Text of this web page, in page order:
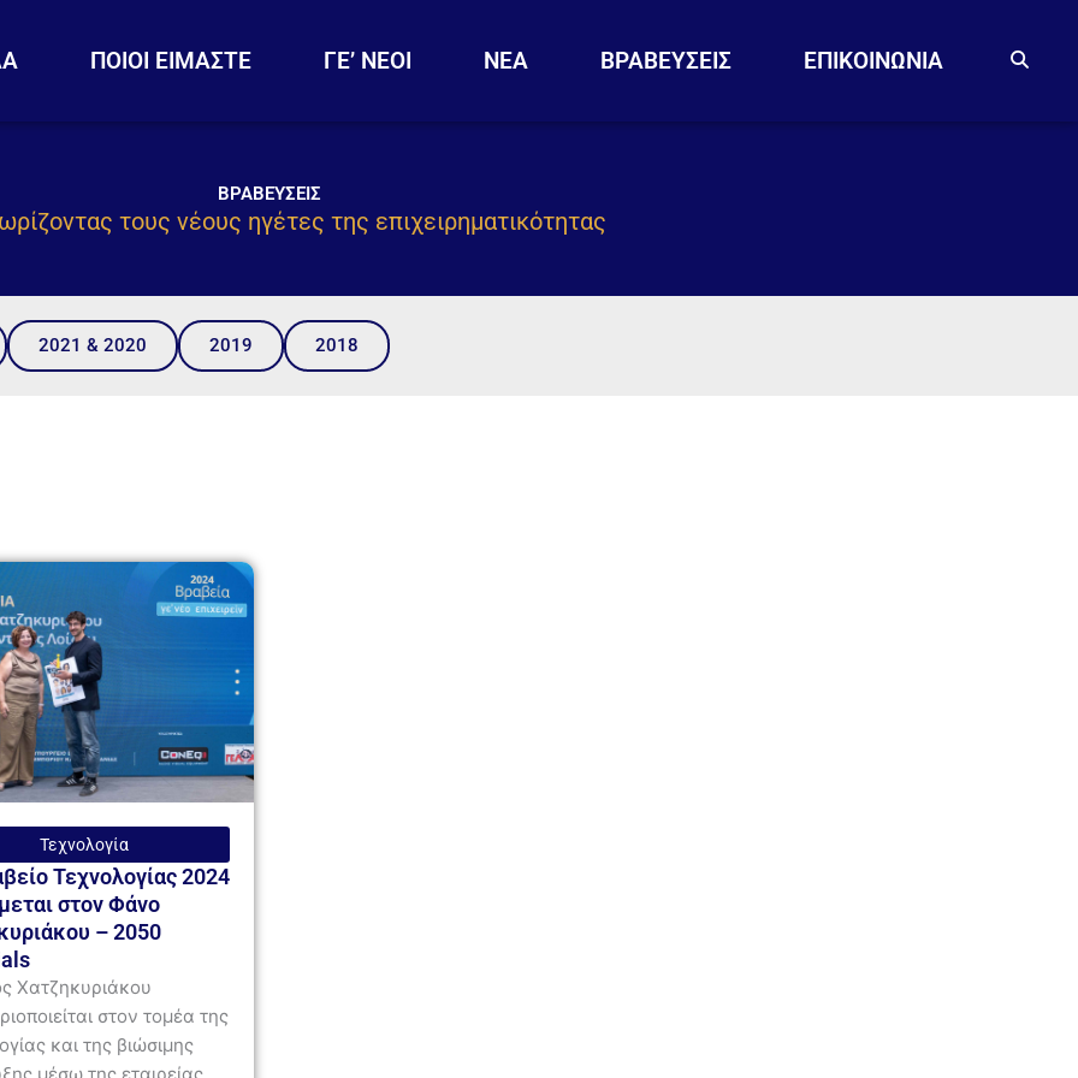
ΠΟΙΟΙ ΕΙΜΑΣΤΕ ΓΕ’ ΝΕΟΙ ΝΕΑ ΒΡΑΒΕΥΣΕΙΣ EΠΙΚΟΙΝΩΝΙΑ
ΒΡΑΒΕΥΣΕΙΣ
τους νέους ηγέτες της επιχειρηματικότητας
2021 & 2020 2019 2018
Τεχνολογία
Τεχνολογίας 2024
στον Φάνο
– 2050
Χατζηκυριάκου
στον τομέα της
και της βιώσιμης